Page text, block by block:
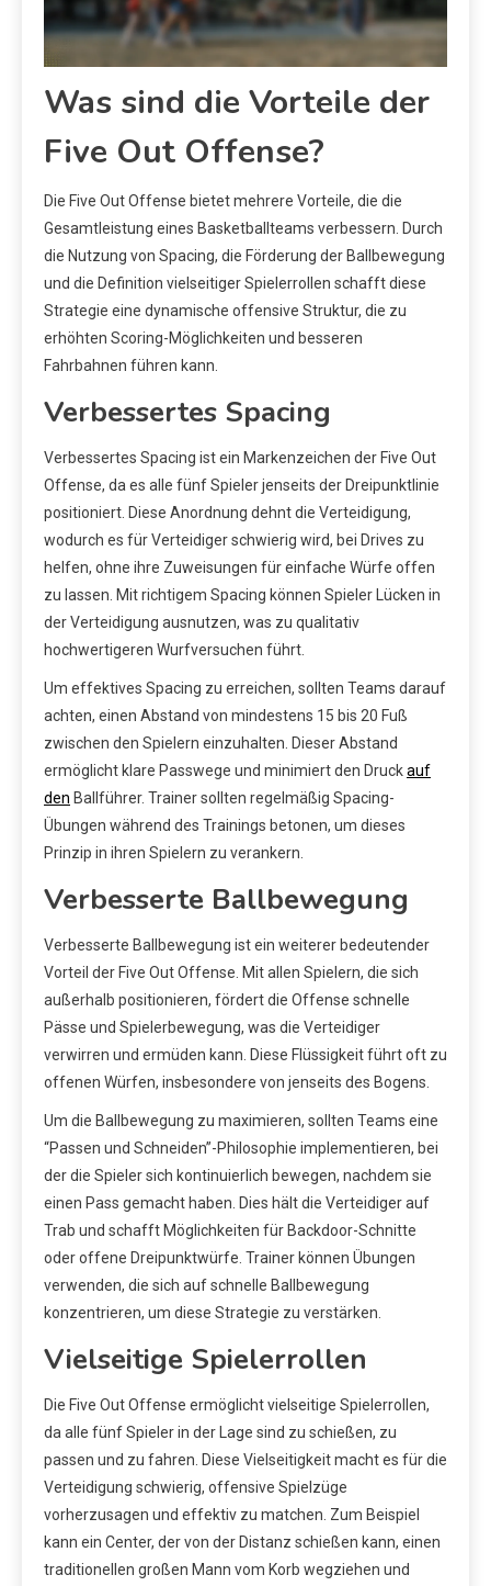
Was sind die Vorteile der
Five Out Offense?
Die Five Out Offense bietet mehrere Vorteile, die die
Gesamtleistung eines Basketballteams verbessern. Durch
die Nutzung von Spacing, die Förderung der Ballbewegung
und die Definition vielseitiger Spielerrollen schafft diese
Strategie eine dynamische offensive Struktur, die zu
erhöhten Scoring-Möglichkeiten und besseren
Fahrbahnen führen kann.
Verbessertes Spacing
Verbessertes Spacing ist ein Markenzeichen der Five Out
Offense, da es alle fünf Spieler jenseits der Dreipunktlinie
positioniert. Diese Anordnung dehnt die Verteidigung,
wodurch es für Verteidiger schwierig wird, bei Drives zu
helfen, ohne ihre Zuweisungen für einfache Würfe offen
zu lassen. Mit richtigem Spacing können Spieler Lücken in
der Verteidigung ausnutzen, was zu qualitativ
hochwertigeren Wurfversuchen führt.
Um effektives Spacing zu erreichen, sollten Teams darauf
achten, einen Abstand von mindestens 15 bis 20 Fuß
zwischen den Spielern einzuhalten. Dieser Abstand
ermöglicht klare Passwege und minimiert den Druckauf
den Ballführer. Trainer sollten regelmäßig Spacing-
Übungen während des Trainings betonen, um dieses
Prinzip in ihren Spielern zu verankern.
Verbesserte Ballbewegung
Verbesserte Ballbewegung ist ein weiterer bedeutender
Vorteil der Five Out Offense. Mit allen Spielern, die sich
außerhalb positionieren, fördert die Offense schnelle
Pässe und Spielerbewegung, was die Verteidiger
verwirren und ermüden kann. Diese Flüssigkeit führt oft zu
offenen Würfen, insbesondere von jenseits des Bogens.
Um die Ballbewegung zu maximieren, sollten Teams eine
“Passen und Schneiden”-Philosophie implementieren, bei
der die Spieler sich kontinuierlich bewegen, nachdem sie
einen Pass gemacht haben. Dies hält die Verteidiger auf
Trab und schafft Möglichkeiten für Backdoor-Schnitte
oder offene Dreipunktwürfe. Trainer können Übungen
verwenden, die sich auf schnelle Ballbewegung
konzentrieren, um diese Strategie zu verstärken.
Vielseitige Spielerrollen
Die Five Out Offense ermöglicht vielseitige Spielerrollen,
da alle fünf Spieler in der Lage sind zu schießen, zu
passen und zu fahren. Diese Vielseitigkeit macht es für die
Verteidigung schwierig, offensive Spielzüge
vorherzusagen und effektiv zu matchen. Zum Beispiel
kann ein Center, der von der Distanz schießen kann, einen
traditionellen großen Mann vom Korb wegziehen und